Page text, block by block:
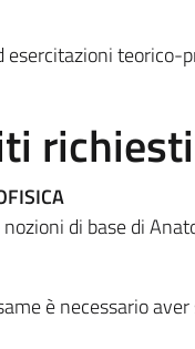
esercitazioni teorico-
richiesti
di base di
è necessario